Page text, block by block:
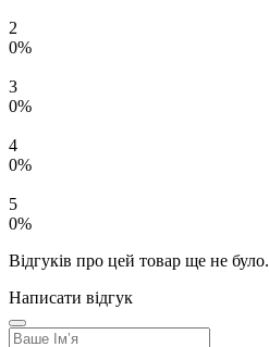
2
0%
3
0%
4
0%
5
0%
Відгуків про цей товар ще не було.
Написати відгук